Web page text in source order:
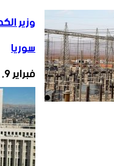
وزير
سوريا
فبراير 9, 2025